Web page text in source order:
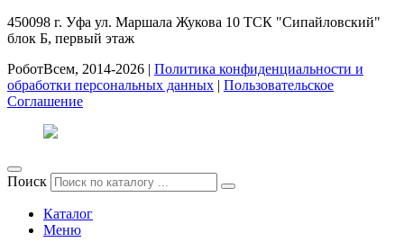
450098 г. Уфа ул. Маршала Жукова 10 ТСК "Сипайловский"
блок Б, первый этаж
РоботВсем, 2014-2026 | Политика конфиденциальности и
обработки персональных данных | Пользовательское
Соглашение
Поиск
Каталог
Меню